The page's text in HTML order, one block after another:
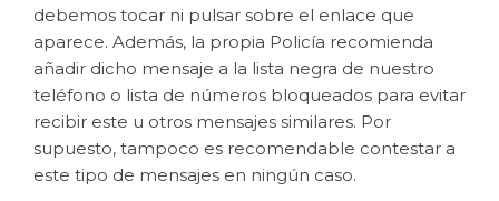
debemos tocar ni pulsar sobre el enlace que
aparece. Además, la propia Policía recomienda
añadir dicho mensaje a la lista negra de nuestro
teléfono o lista de números bloqueados para evitar
recibir este u otros mensajes similares. Por
supuesto, tampoco es recomendable contestar a
este tipo de mensajes en ningún caso.